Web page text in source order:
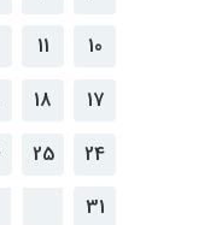
10
11
17
18
24
25
31